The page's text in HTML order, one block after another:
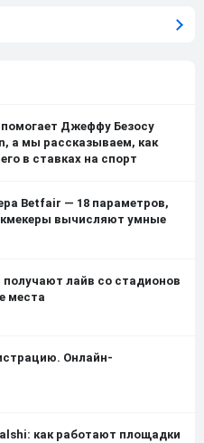
Джеффу Безосу
а мы рассказываем, как
в ставках на спорт
Betfair — 18 параметров,
вычисляют умные
получают лайв со стадионов
места
Онлайн-
как работают площадки